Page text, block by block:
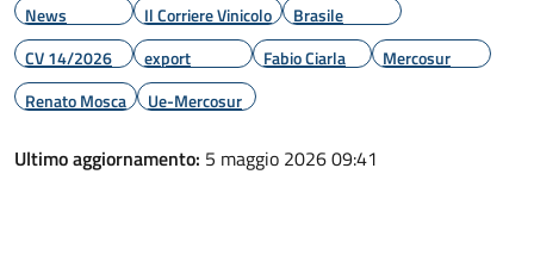
News
Il Corriere Vinicolo
Brasile
CV 14/2026
export Fabio Ciarla
Mercosur
Renato Mosca
Ue-Mercosur
Ultimo aggiornamento: 5 maggio 2026 09:41